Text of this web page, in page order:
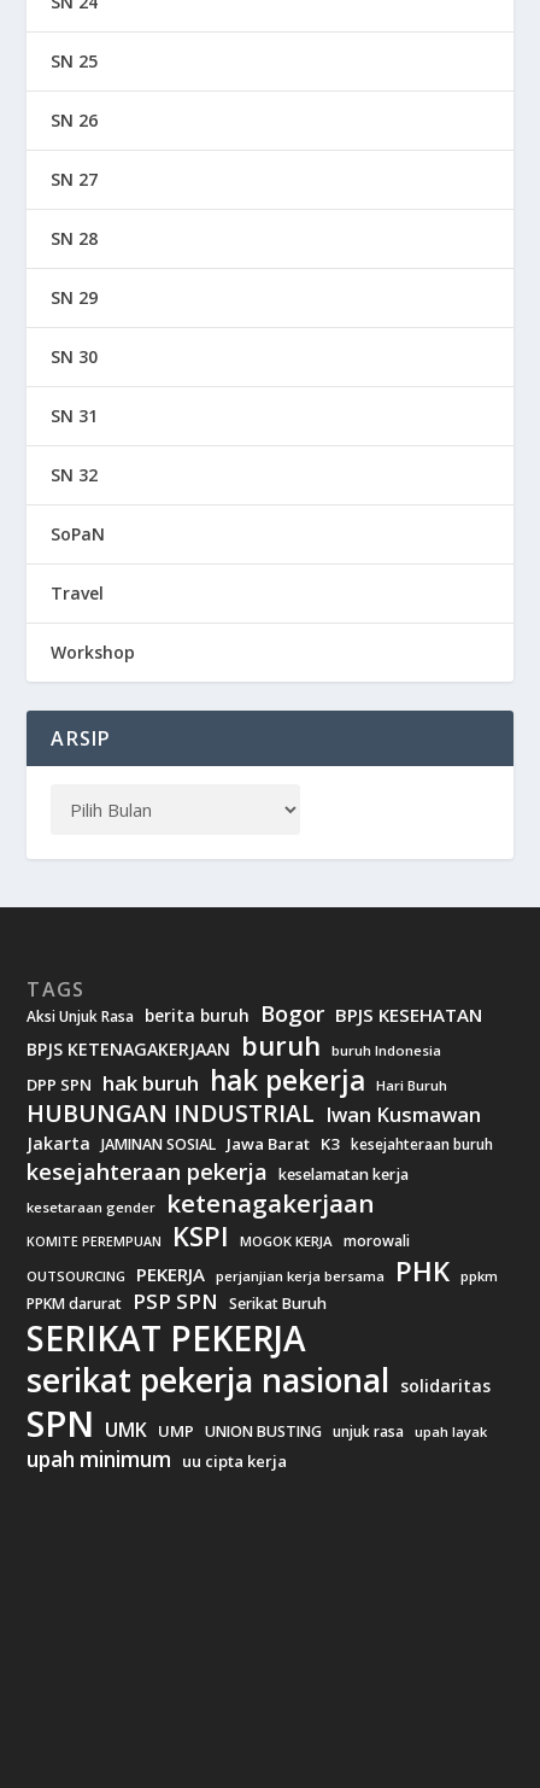
SN 25
SN 26
SN 27
SN 28
SN 29
SN 30
SN 31
SN 32
SoPaN
Travel
Workshop
ARSIP
TAGS
Aksi Unjuk Rasa berita buruh Bogor BPJS KESEHATAN
BPJS KETENAGAKERJAAN buruh buruh Indonesia
DPP SPN hak buruh hak pekerja Hari Buruh
HUBUNGAN INDUSTRIAL Iwan Kusmawan
Jakarta JAMINAN SOSIAL Jawa Barat K3 kesejahteraan buruh
kesejahteraan pekerja keselamatan kerja
kesetaraan gender ketenagakerjaan
KOMITE PEREMPUAN KSPI MOGOK KERJA morowali
OUTSOURCING PEKERJA perjanjian kerja bersama PHK ppkm
PPKM darurat PSP SPN Serikat Buruh
SERIKAT PEKERJA
serikat pekerja nasional solidaritas
SPN UMK UMP UNION BUSTING unjuk rasa upah layak
upah minimum uu cipta kerja